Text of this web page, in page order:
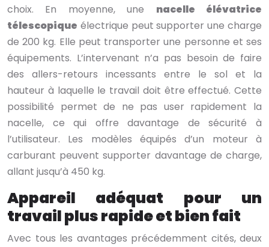
choix. En moyenne, une nacelle élévatrice
télescopique électrique peut supporter une charge
de 200 kg. Elle peut transporter une personne et ses
équipements. L’intervenant n’a pas besoin de faire
des allers-retours incessants entre le sol et la
hauteur à laquelle le travail doit être effectué. Cette
possibilité permet de ne pas user rapidement la
nacelle, ce qui offre davantage de sécurité à
l’utilisateur. Les modèles équipés d’un moteur à
carburant peuvent supporter davantage de charge,
allant jusqu’à 450 kg.
Appareil adéquat pour un
travail plus rapide et bien fait
Avec tous les avantages précédemment cités, deux